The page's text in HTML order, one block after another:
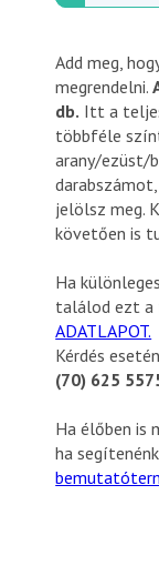
Add meg,
megrendelni.
db. Itt a
többféle
arany/ezüst/
jelölsz meg.
követően is
Ha
találod ezt
ADATLAPOT.
Kérdés
(70) 625
Ha élőben is
ha